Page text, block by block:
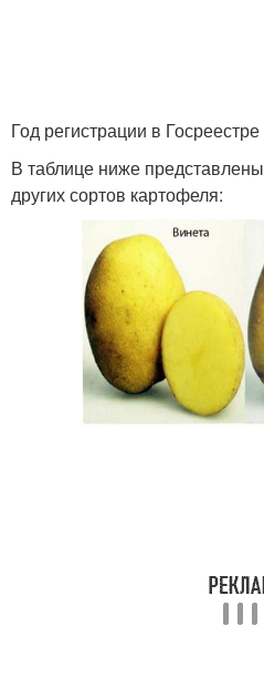
Год регистрации в
В таблице ниже
других сортов картофеля: